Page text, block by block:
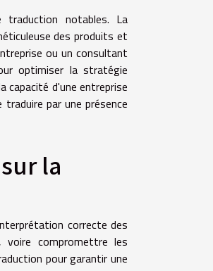
notables. La
des produits et
ou un consultant
optimiser la stratégie
capacité d'une entreprise
par une présence
la
correcte des
voire compromettre les
pour garantir une